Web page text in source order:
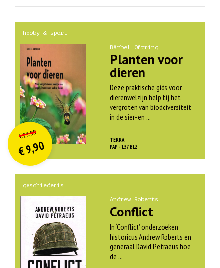
hobby & sport
Bärbel Oftring
Planten voor
dieren
Deze praktische gids voor
dierenwelzijn help bij het
vergroten van bioddiversiteit
in de sier- en ...
TERRA
PAP - 137 BLZ
€21,99O
orspr
onkelijke
prijs
was:
€ 21,99.
€9,90
Huidige
prijs
is:
€ 9,90.
geschiedenis
Andrew Roberts
Conflict
In ‘Conflict’ onderzoeken
historicus Andrew Roberts en
generaal David Petraeus hoe
de ...